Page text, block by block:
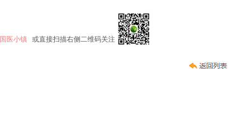
国医小镇 或直接扫描右侧二维码关注